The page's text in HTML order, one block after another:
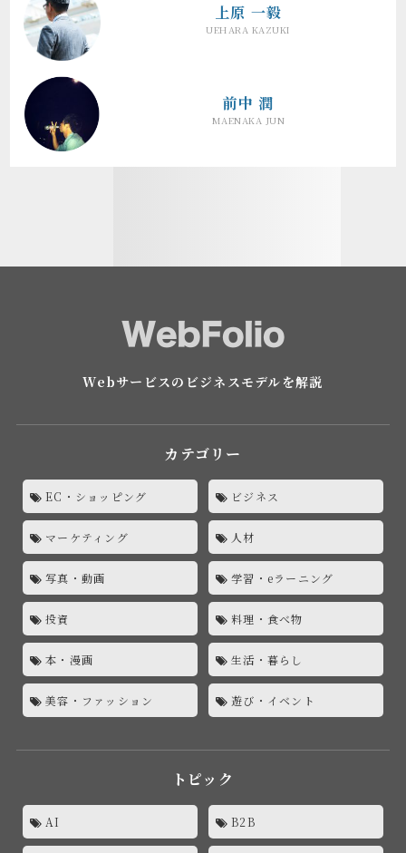
上原 一毅
UEHARA KAZUKI
前中 潤
MAENAKA JUN
Webサービスのビジネスモデルを解説
カテゴリー
EC・ショッピング ビジネス
マーケティング 人材
写真・動画 学習・eラーニング
投資 料理・食べ物
本・漫画 生活・暮らし
美容・ファッション 遊び・イベント
トピック
AI B2B